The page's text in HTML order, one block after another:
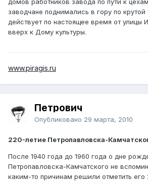
заводчане поднимались в гору по крутой
действует по настоящее время от улицы
вверх к Дому культуры.
www.piragis.ru
Петрович
Опубликовано 29 марта, 2010
220-летие Петропавловска-
После 1940 года до 1960 года о дне
Петропавловска-Камчатского не
каким-то причинам решили отметить его